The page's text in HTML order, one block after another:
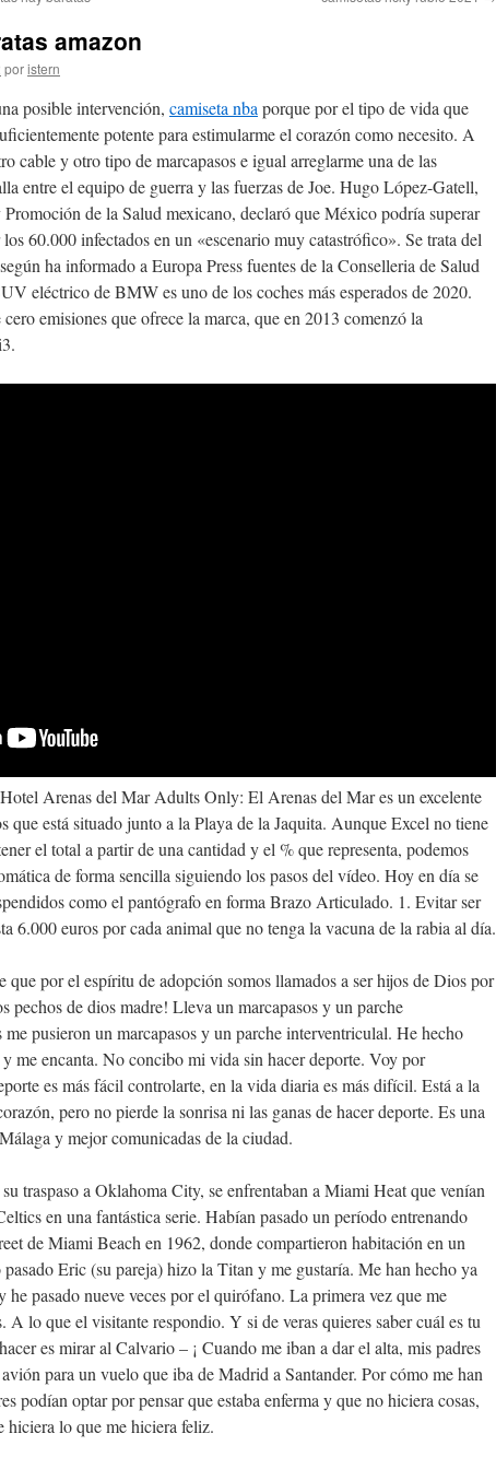
amazon
poristern
posible intervención, camiseta nba porque por el tipo de vida que
potente para estimularme el corazón como necesito. A
cable y otro tipo de marcapasos e igual arreglarme una de las
entre el equipo de guerra y las fuerzas de Joe. Hugo López-Gatell,
de la Salud mexicano, declaró que México podría superar
60.000 infectados en un «escenario muy catastrófico». Se trata del
ha informado a Europa Press fuentes de la Conselleria de Salud
eléctrico de BMW es uno de los coches más esperados de 2020.
emisiones que ofrece la marca, que en 2013 comenzó la
Arenas del Mar Adults Only: El Arenas del Mar es un excelente
que está situado junto a la Playa de la Jaquita. Aunque Excel no tiene
el total a partir de una cantidad y el % que representa, podemos
de forma sencilla siguiendo los pasos del vídeo. Hoy en día se
como el pantógrafo en forma Brazo Articulado. 1. Evitar ser
6.000 euros por cada animal que no tenga la vacuna de la rabia al día.
que por el espíritu de adopción somos llamados a ser hijos de Dios por
pechos de dios madre! Lleva un marcapasos y un parche
pusieron un marcapasos y un parche interventriculal. He hecho
me encanta. No concibo mi vida sin hacer deporte. Voy por
es más fácil controlarte, en la vida diaria es más difícil. Está a la
pero no pierde la sonrisa ni las ganas de hacer deporte. Es una
y mejor comunicadas de la ciudad.
traspaso a Oklahoma City, se enfrentaban a Miami Heat que venían
en una fantástica serie. Habían pasado un período entrenando
de Miami Beach en 1962, donde compartieron habitación en un
Eric (su pareja) hizo la Titan y me gustaría. Me han hecho ya
he pasado nueve veces por el quirófano. La primera vez que me
A lo que el visitante respondio. Y si de veras quieres saber cuál es tu
es mirar al Calvario – ¡ Cuando me iban a dar el alta, mis padres
para un vuelo que iba de Madrid a Santander. Por cómo me han
podían optar por pensar que estaba enferma y que no hiciera cosas,
lo que me hiciera feliz.